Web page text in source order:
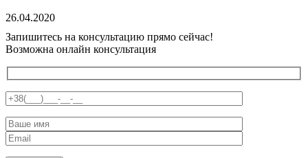
26.04.2020
Запишитесь на консультацию прямо сейчас!
Возможна онлайн консультация